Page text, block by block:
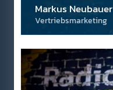
Markus Neubauer
Vertriebsmarketing